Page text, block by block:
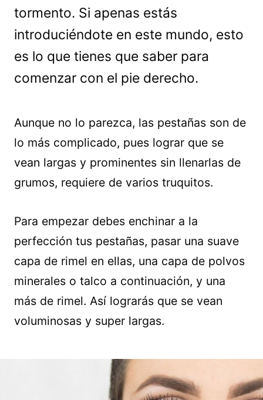
tormento. Si apenas estás
introduciéndote en este mundo, esto
es lo que tienes que saber para
comenzar con el pie derecho.
Aunque no lo parezca, las pestañas son de
lo más complicado, pues lograr que se
vean largas y prominentes sin llenarlas de
grumos, requiere de varios truquitos.
Para empezar debes enchinar a la
perfección tus pestañas, pasar una suave
capa de rimel en ellas, una capa de polvos
minerales o talco a continuación, y una
más de rimel. Así lograrás que se vean
voluminosas y super largas.